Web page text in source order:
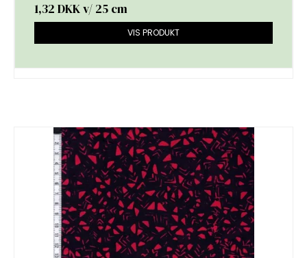
1,32 DKKv/ 25 cm
VIS PRODUKT